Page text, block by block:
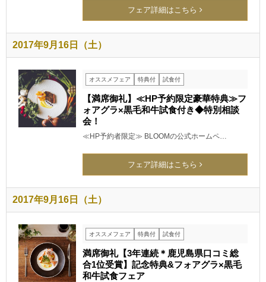
フェア詳細はこちら
2017年9月16日（土）
オススメフェア 特典付 試食付
【満席御礼】≪HP予約限定豪華特典≫フ
ォアグラ×黒毛和牛試食付き◆特別相談
会！
≪HP予約者限定≫ BLOOMの公式ホームペ…
フェア詳細はこちら
2017年9月16日（土）
オススメフェア 特典付 試食付
満席御礼【3年連続＊鹿児島県口コミ総
合1位受賞】記念特典&フォアグラ×黒毛
和牛試食フェア